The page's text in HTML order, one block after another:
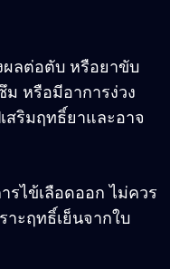
ผลต่อตับ หรือยาขับ
หรือมีอาการง่วง
สริมฤทธิ์ยาและอาจ
รไข้เลือดออก ไม่ควร
าะฤทธิ์เย็นจากใบ